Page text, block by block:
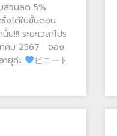
ส่วนลด 5%
งได้ในขั้นตอน
!!! ระยะเวลาโปร
าคม 2567 จอง
ายุค่ะ
ビニート